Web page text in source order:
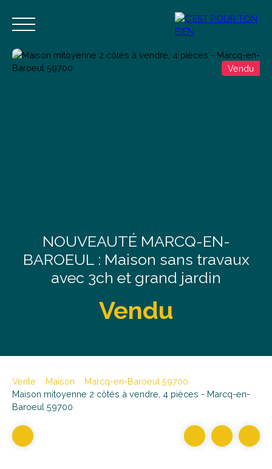
Vendu
NOUVEAUTÉ MARCQ-EN-
BAROEUL : Maison sans travaux
avec 3ch et grand jardin
Vendu
Vente Maison
Marcq-en-Baroeul 59700
Maison mitoyenne 2 côtés à vendre, 4 pièces - Marcq-en-
Baroeul 59700